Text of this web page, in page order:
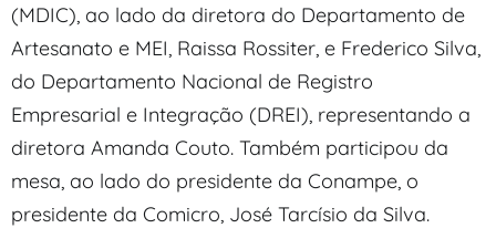
(MDIC), ao lado da diretora do Departamento de
Artesanato e MEI, Raissa Rossiter, e Frederico Silva,
do Departamento Nacional de Registro
Empresarial e Integração (DREI), representando a
diretora Amanda Couto. Também participou da
mesa, ao lado do presidente da Conampe, o
presidente da Comicro, José Tarcísio da Silva.